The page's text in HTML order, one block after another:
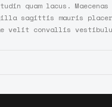
quam lacus. Maecenas
sagittis mauris
velit convallis